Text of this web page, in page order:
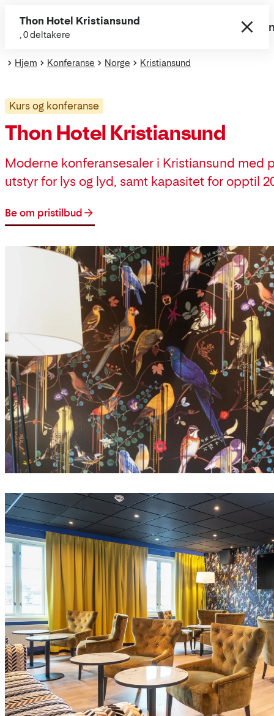
direkte
Thon Hotel Kristiansund 0 deltakere
Thon Hotel Kristiansund
, 0 deltakere
Hjem Konferanse Norge Kristiansund
Kurs og konferanse
Thon Hotel Kristiansund
Moderne konferansesaler i Kristiansund med
utstyr for lys og lyd, samt kapasitet for opptil
Be om pristilbud